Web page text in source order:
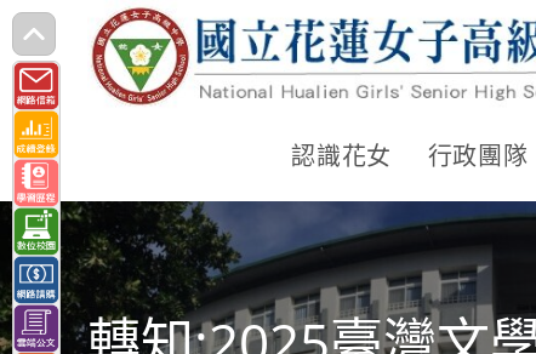
跳
轉
至
主
要
內
容
認識花女 行政團隊